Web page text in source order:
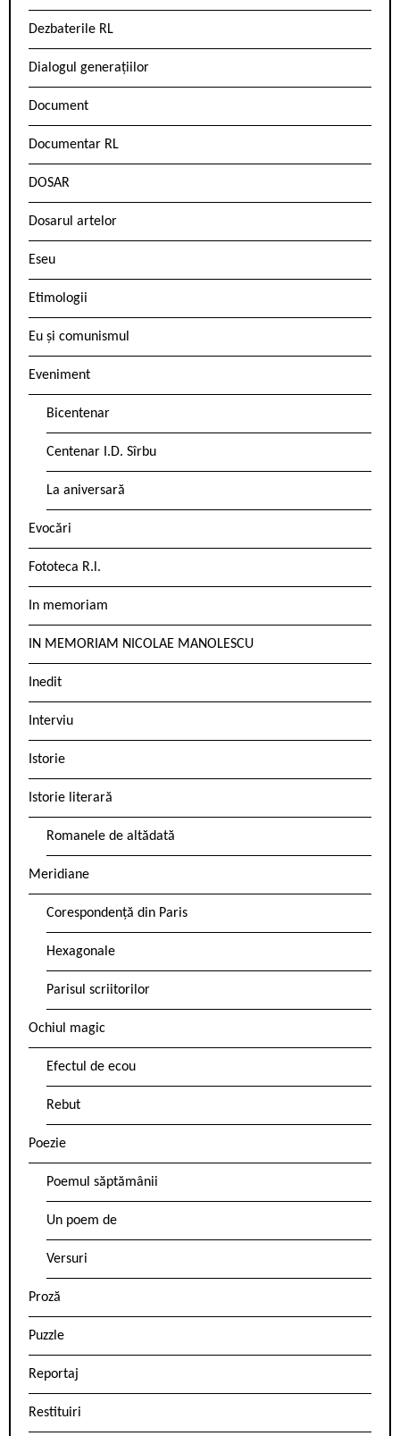
Dezbaterile RL
Dialogul generațiilor
Document
Documentar RL
DOSAR
Dosarul artelor
Eseu
Etimologii
Eu și comunismul
Eveniment
Bicentenar
Centenar I.D. Sîrbu
La aniversară
Evocări
Fototeca R.l.
In memoriam
IN MEMORIAM NICOLAE MANOLESCU
Inedit
Interviu
Istorie
Istorie literară
Romanele de altădată
Meridiane
Corespondență din Paris
Hexagonale
Parisul scriitorilor
Ochiul magic
Efectul de ecou
Rebut
Poezie
Poemul săptămânii
Un poem de
Versuri
Proză
Puzzle
Reportaj
Restituiri